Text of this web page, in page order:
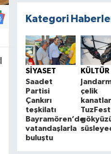
Kategori
SİYASET
Saadet
Partisi
Çankırı
teşkilatı
Bayramören’de
vatandaşlarla
buluştu
KÜLTÜR
çelik